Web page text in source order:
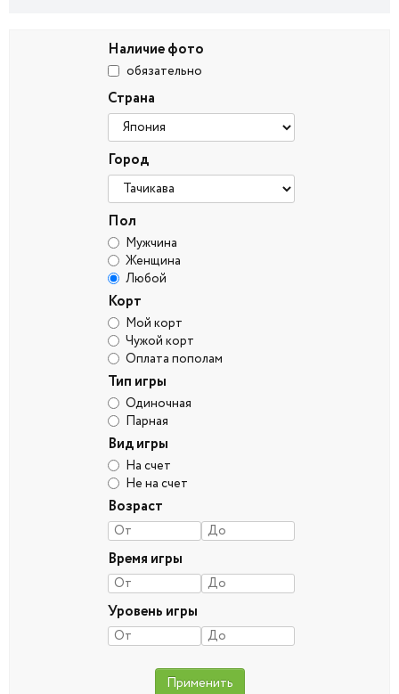
Наличие фото
обязательно
Страна
Город
Пол
Мужчина
Женщина
Любой
Корт
Мой корт
Чужой корт
Оплата пополам
Тип игры
Одиночная
Парная
Вид игры
На счет
Не на счет
Возраст
Время игры
Уровень игры